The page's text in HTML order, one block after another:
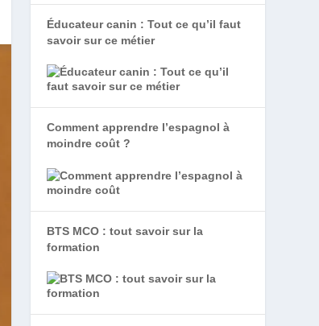
Éducateur canin : Tout ce qu’il faut
savoir sur ce métier
Comment apprendre l’espagnol à
moindre coût ?
BTS MCO : tout savoir sur la
formation